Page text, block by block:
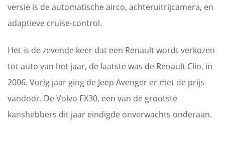
versie is de automatische airco, achteruitrijcamera, en
adaptieve cruise-control.
Het is de zevende keer dat een Renault wordt verkozen
tot auto van het jaar, de laatste was de Renault Clio, in
2006. Vorig jaar ging de Jeep Avenger er met de prijs
vandoor. De Volvo EX30, een van de grootste
kanshebbers dit jaar eindigde onverwachts onderaan.